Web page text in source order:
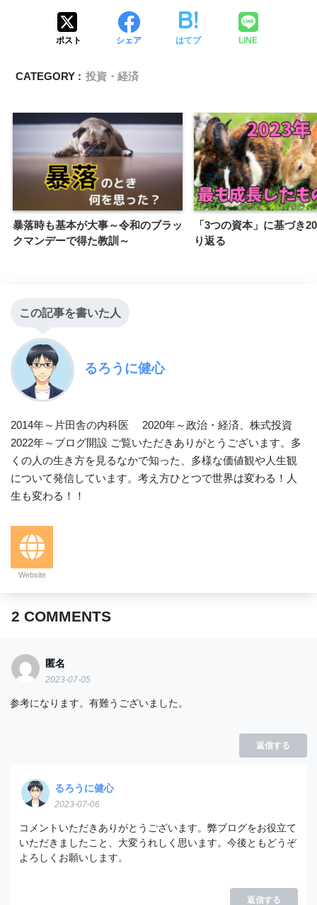
ポスト シェア はてブ LINE
CATEGORY : 投資・経済
暴落時も基本が大事～令和のブラッ
クマンデーで得た教訓～
「3つの資本」に基づき
り返る
この記事を書いた人
るろうに健心
2014年～片田舎の内科医 2020年～政治・経済、株式投資
2022年～ブログ開設 ご覧いただきありがとうございます。多
くの人の生き方を見るなかで知った、多様な価値観や人生観
について発信しています。考え方ひとつで世界は変わる！人
生も変わる！！
Website
2 COMMENTS
匿名
2023-07-05
参考になります。有難うございました。
返信する
るろうに健心
2023-07-06
コメントいただきありがとうございます。弊ブログをお役立て
いただきましたこと、大変うれしく思います。今後ともどうぞ
よろしくお願いします。
返信する